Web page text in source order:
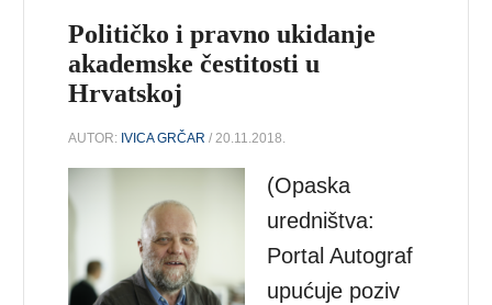
Političko i pravno ukidanje
akademske čestitosti u
Hrvatskoj
AUTOR: IVICA GRČAR / 20.11.2018.
(Opaska
uredništva:
Portal Autograf
upućuje poziv